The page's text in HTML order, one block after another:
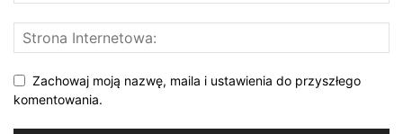
Zachowaj moją nazwę, maila i ustawienia do przyszłego
komentowania.